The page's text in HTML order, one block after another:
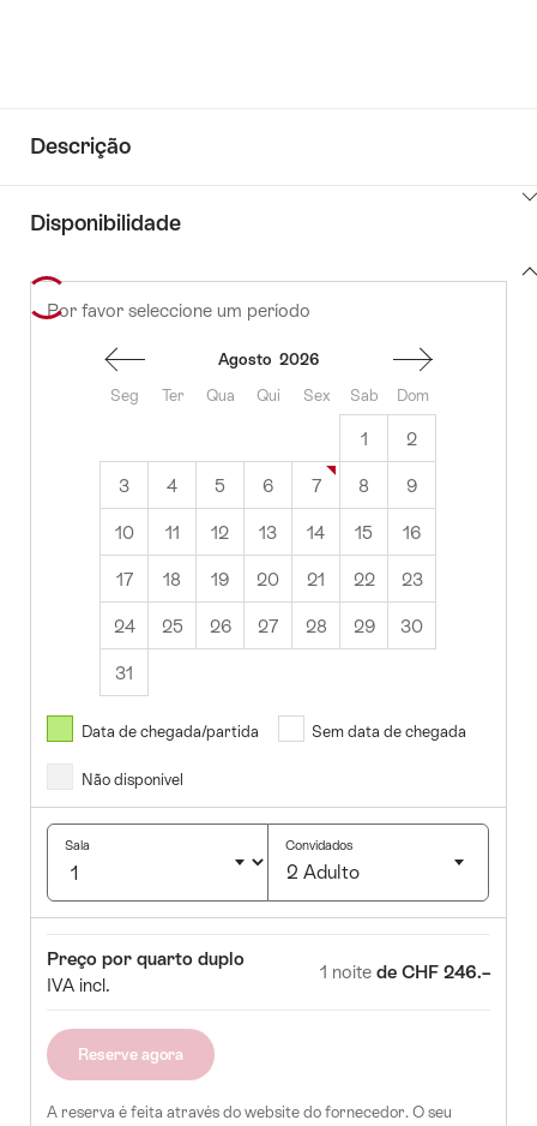
Descrição
aqui
mostrar
o
Informações
Disponibilidade
View
to
content
Por favor seleccione um período
Agosto 2026
Seg
Ter Qua Qui Sex Sab Dom
1 2
3 4 5 6 7 8 9
10 11 12 13 14 15 16
17 18 19 20 21 22 23
24 25 26 27 28 29 30
31
Agosto
Sab Dom
1 2
7
13 14 15 16
20 21 22 23
Data de chegada/partida Sem data de chegada
Não disponível
Sala Convidados
2 Adulto
Click
Sala Preço
Preço por quarto duplo
IVA incl.
1 noite de CHF 246.–
Reserve agora
A reserva é feita através do website do fornecedor. O seu